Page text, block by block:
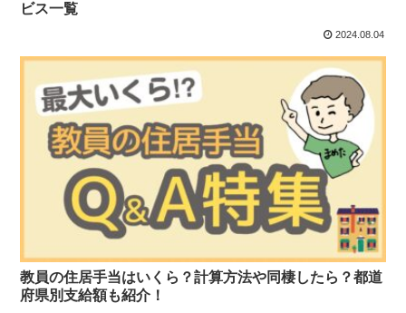
ビス一覧
2024.08.04
教員の住居手当はいくら？計算方法や同棲したら？都道
府県別支給額も紹介！